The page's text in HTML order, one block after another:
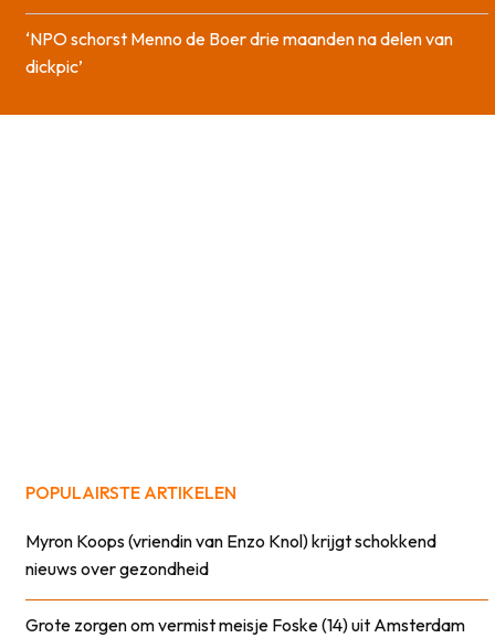
‘NPO schorst Menno de Boer drie maanden na delen van
dickpic’
POPULAIRSTE ARTIKELEN
Myron Koops (vriendin van Enzo Knol) krijgt schokkend
nieuws over gezondheid
Grote zorgen om vermist meisje Foske (14) uit Amsterdam